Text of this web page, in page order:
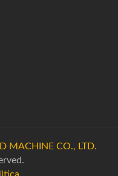
MACHINE CO., LTD.